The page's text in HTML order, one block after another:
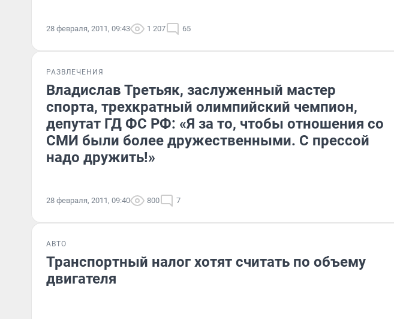
28 февраля, 2011, 09:43 1 207 65
РАЗВЛЕЧЕНИЯ
Владислав Третьяк, заслуженный мастер
спорта, трехкратный олимпийский чемпион,
депутат ГД ФС РФ: «Я за то, чтобы отношения со
СМИ были более дружественными. С прессой
надо дружить!»
28 февраля, 2011, 09:40 800 7
АВТО
Транспортный налог хотят считать по объему
двигателя